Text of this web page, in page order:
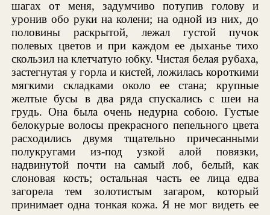
шагах от меня, задумчиво потупив голову и
уронив обо руки на колени; на одной из них, до
половины раскрытой, лежал густой пучок
полевых цветов и при каждом ее дыханье тихо
скользил на клетчатую юбку. Чистая белая рубаха,
застегнутая у горла и кистей, ложилась короткими
мягкими складками около ее стана; крупные
желтые бусы в два ряда спускались с шеи на
грудь. Она была очень недурна собою. Густые
белокурые волосы прекрасного пепельного цвета
расходились двумя тщательно причесанными
полукругами из-под узкой алой повязки,
надвинутой почти на самый лоб, белый, как
слоновая кость; остальная часть ее лица едва
загорела тем золотистым загаром, который
принимает одна тонкая кожа. Я не мог видеть ее